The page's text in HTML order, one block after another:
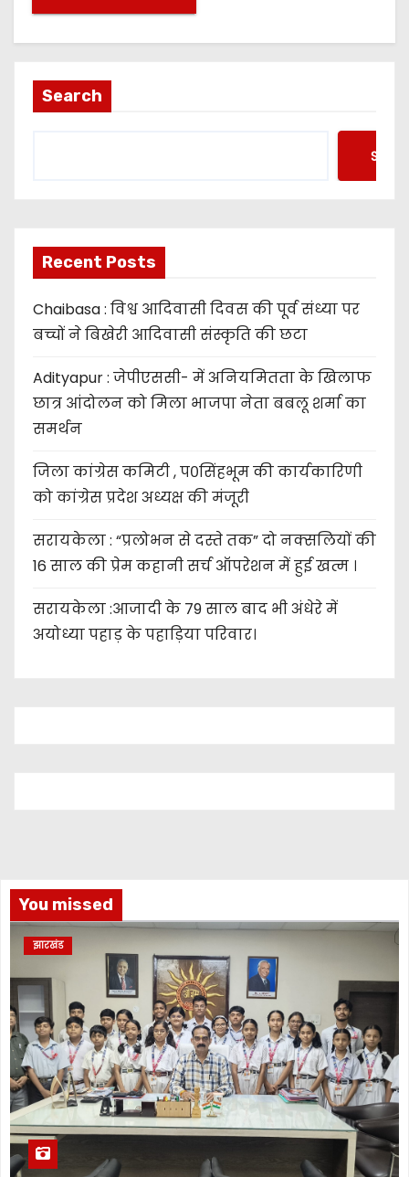
Search
Recent Posts
Chaibasa : विश्व आदिवासी दिवस की पूर्व संध्या पर
बच्चों ने बिखेरी आदिवासी संस्कृति की छटा
Adityapur : जेपीएससी- में अनियमितता के खिलाफ
छात्र आंदोलन को मिला भाजपा नेता बबलू शर्मा का
समर्थन
जिला कांग्रेस कमिटी , प०सिंहभूम की कार्यकारिणी
को कांग्रेस प्रदेश अध्यक्ष की मंजूरी
सरायकेला : “प्रलोभन से दस्ते तक” दो नक्सलियों की
16 साल की प्रेम कहानी सर्च ऑपरेशन में हुई खत्म ।
सरायकेला :आजादी के 79 साल बाद भी अंधेरे में
अयोध्या पहाड़ के पहाड़िया परिवार।
You missed
झारखंड